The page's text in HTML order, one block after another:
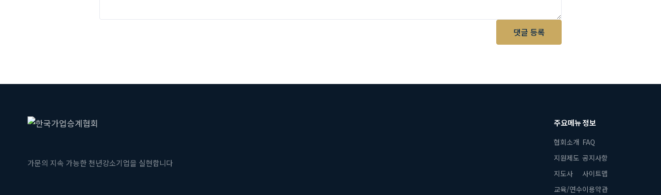
댓글 등록
가문의 지속 가능한 천년강소기업을 실현합니다
주요메뉴
협회소개
지원제도
지도사
교육/연수
정보
FAQ
공지사항
사이트맵
이용약관